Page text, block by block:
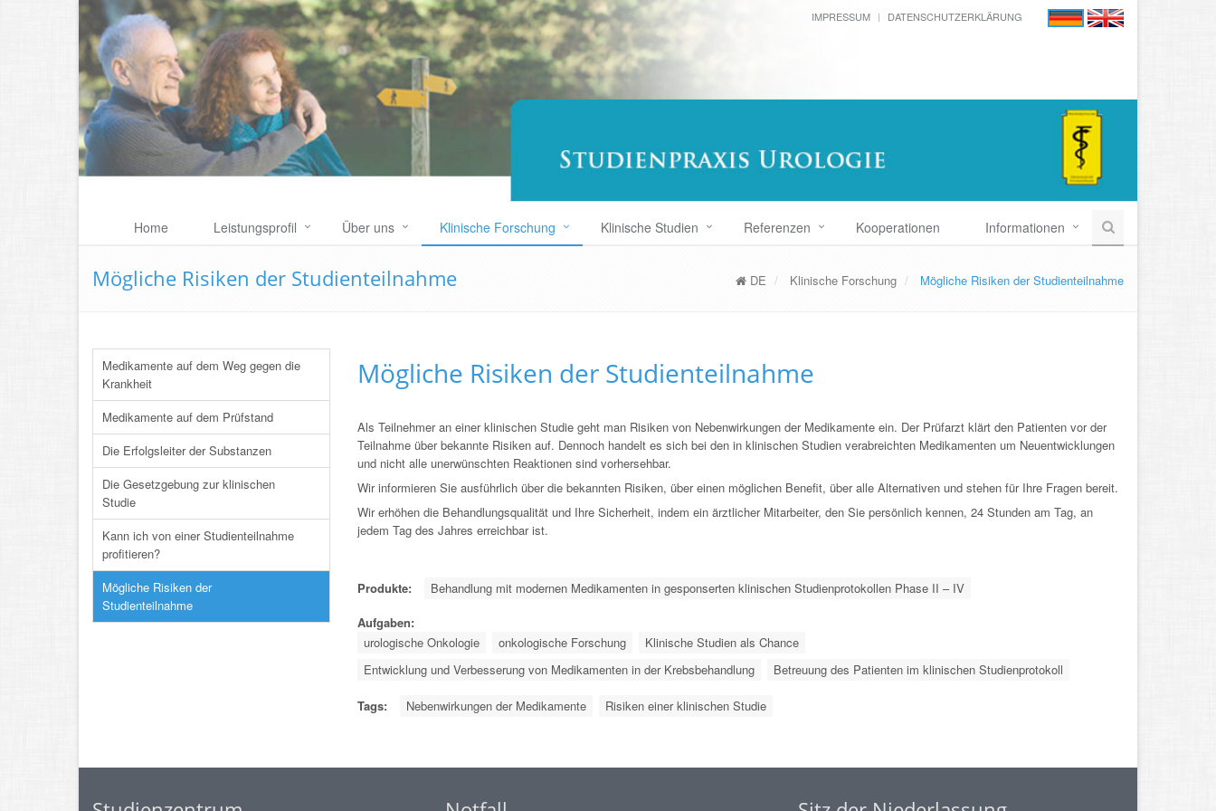
IMPRESSUM DATENSCHUTZERKLÄRUNG
Home Leistungsprofil Über uns Klinische Forschung Klinische Studien Referenzen Kooperationen Informationen
Mögliche Risiken der Studienteilnahme DE Klinische Forschung Mögliche Risiken der Studienteilnahme
Medikamente auf dem Weg gegen die
Krankheit
Medikamente auf dem Prüfstand
Die Erfolgsleiter der Substanzen
Die Gesetzgebung zur klinischen
Studie
Kann ich von einer Studienteilnahme
profitieren?
Mögliche Risiken der
Studienteilnahme
Mögliche Risiken der Studienteilnahme
Als Teilnehmer an einer klinischen Studie geht man Risiken von Nebenwirkungen der Medikamente ein. Der Prüfarzt klärt den Patienten vor der
Teilnahme über bekannte Risiken auf. Dennoch handelt es sich bei den in klinischen Studien verabreichten Medikamenten um Neuentwicklungen
und nicht alle unerwünschten Reaktionen sind vorhersehbar.
Wir informieren Sie ausführlich über die bekannten Risiken, über einen möglichen Benefit, über alle Alternativen und stehen für Ihre Fragen bereit.
Wir erhöhen die Behandlungsqualität und Ihre Sicherheit, indem ein ärztlicher Mitarbeiter, den Sie persönlich kennen, 24 Stunden am Tag, an
jedem Tag des Jahres erreichbar ist.
Produkte:
Behandlung mit modernen Medikamenten in gesponserten klinischen Studienprotokollen Phase II – IV
Aufgaben:
urologische Onkologie
onkologische Forschung
Klinische Studien als Chance
Entwicklung und Verbesserung von Medikamenten in der Krebsbehandlung
Betreuung des Patienten im klinischen Studienprotokoll
Tags: Nebenwirkungen der Medikamente Risiken einer klinischen Studie